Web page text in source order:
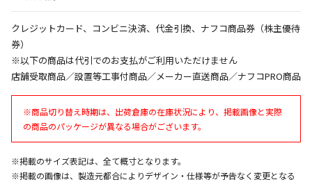
決定となります。
エアコンの取付工事が必要な商品です。別途費用が発
生する場合がございます。
商品購入個数ごとに送料がかかる商品です
クレジットカード、コンビニ決済、代金引換、ナフコ商品券（株主優待
券）
※以下の商品は代引でのお支払がご利用いただけません
店舗受取商品／設置等工事付商品／メーカー直送商品／ナフコPRO商品
※商品切り替え時期は、出荷倉庫の在庫状況により、掲載画像と実際
の商品のパッケージが異なる場合がございます。
※掲載のサイズ表記は、全て概寸となります。
※掲載の画像は、製造元都合によりデザイン・仕様等が予告なく変更となる